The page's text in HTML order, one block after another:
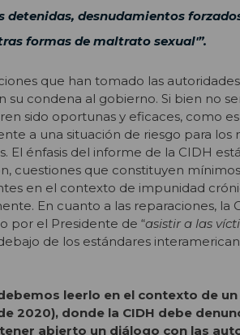
detenidas, desnudamientos
formas de maltrato sexual'”.
que han tomado las
su condena al gobierno. Si bien no
sido oportunas y eficaces, como
a una situación de riesgo para los
El énfasis del informe de la CIDH
cuestiones que constituyen
en el contexto de impunidad
En cuanto a las reparaciones, la
por el Presidente de “asistir a las
de los estándares
leerlo en el contexto de
2020), donde la CIDH debe
abierto un diálogo con las